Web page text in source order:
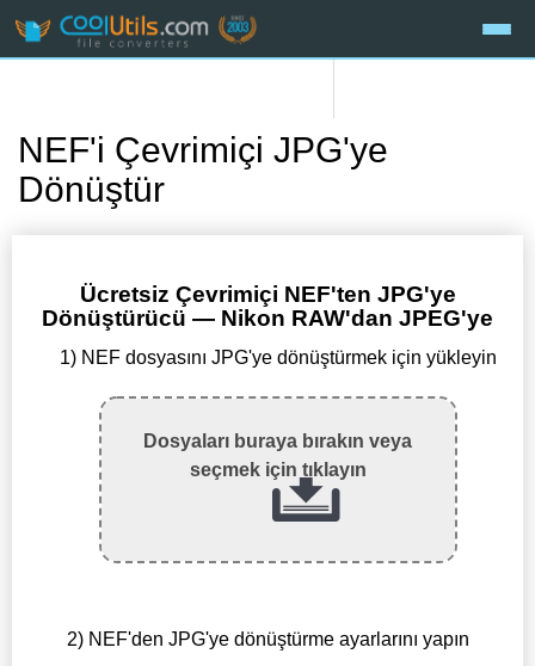
NEF'i Çevrimiçi JPG'ye
Dönüştür
Ücretsiz Çevrimiçi NEF'ten JPG'ye
Dönüştürücü — Nikon RAW'dan JPEG'ye
1) NEF dosyasını JPG'ye dönüştürmek için yükleyin
Dosyaları buraya bırakın veya
seçmek için tıklayın
2) NEF'den JPG'ye dönüştürme ayarlarını yapın